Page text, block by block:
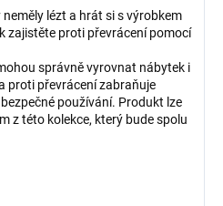
lézt a hrát si s výrobkem
zajistěte proti převrácení pomocí
správně vyrovnat nábytek i
proti převrácení zabraňuje
používání. Produkt lze
z této kolekce, který bude spolu